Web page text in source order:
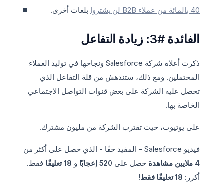
40 بالمائة من عملاء B2B لن يشتروا
بلغات أخرى.
الفائدة #3: زيادة التفاعل
ذكرت أعلاه شركة Salesforce ونجاحها في توليد العملاء
المحتملين. ومع ذلك، ستندهش من قلة التفاعل الذي
تحصل عليه الشركة على بعض قنوات التواصل الاجتماعي
الخاصة بها.
على يوتيوب، حيث تقترب الشركة من مليون مشترك.
فيديو Salesforce - المفيد حقًا - الذي حصل على أكثر من
4 ملايين مشاهدة
حصل على 520 إعجابًا و 18 تعليقًا
فقط.
أكرر: 18 تعليقًا فقط!